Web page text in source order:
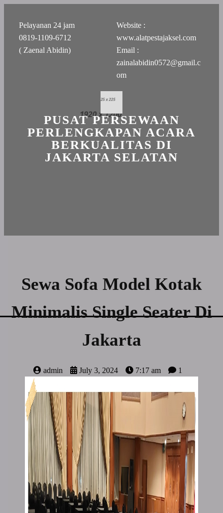
Pelayanan 24 jam
0819-1109-6712
( Zaenal Abidin)
Website :
www.alatpestajaksel.com
Email :
zainalabidin0572@gmail.c
om
PUSAT PERSEWAAN
PERLENGKAPAN ACARA
BERKUALITAS DI
JAKARTA SELATAN
Sewa Sofa Model Kotak
Minimalis Single Seater Di
Jakarta
admin July 3, 2024 7:17 am 1